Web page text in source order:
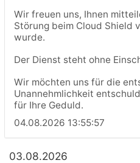
Wir freuen uns, Ihnen
Störung beim Cloud Shield
wurde.
Der Dienst steht ohne
Wir möchten uns für die
Unannehmlichkeit
für Ihre Geduld.
04.08.2026 13:55:57
03.08.2026